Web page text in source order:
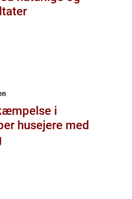
i
husejere med